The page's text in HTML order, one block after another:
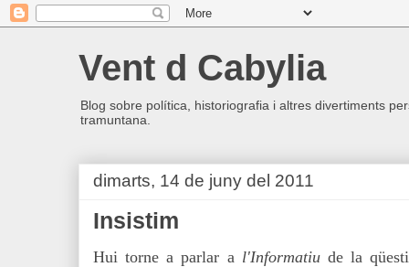
Vent d Cabylia
Blog sobre política, historiografia i altres divertiments
tramuntana.
dimarts, 14 de juny del 2011
Insistim
Hui torne a parlar a l'Informatiude la